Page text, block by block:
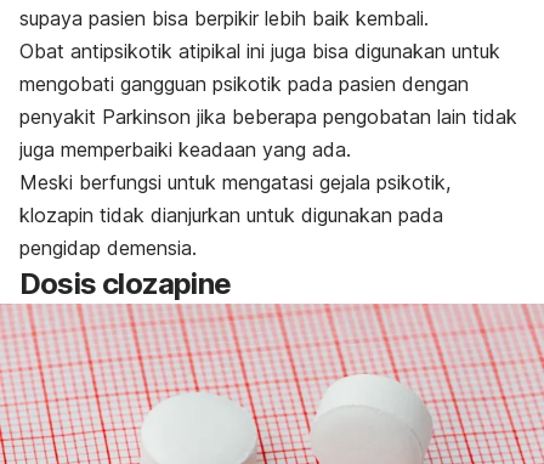
supaya pasien bisa berpikir lebih baik kembali.
Obat antipsikotik atipikal ini juga bisa digunakan untuk
mengobati gangguan psikotik pada pasien dengan
penyakit Parkinson jika beberapa pengobatan lain tidak
juga memperbaiki keadaan yang ada.
Meski berfungsi untuk mengatasi gejala psikotik,
klozapin tidak dianjurkan untuk digunakan pada
pengidap demensia.
Dosis clozapine